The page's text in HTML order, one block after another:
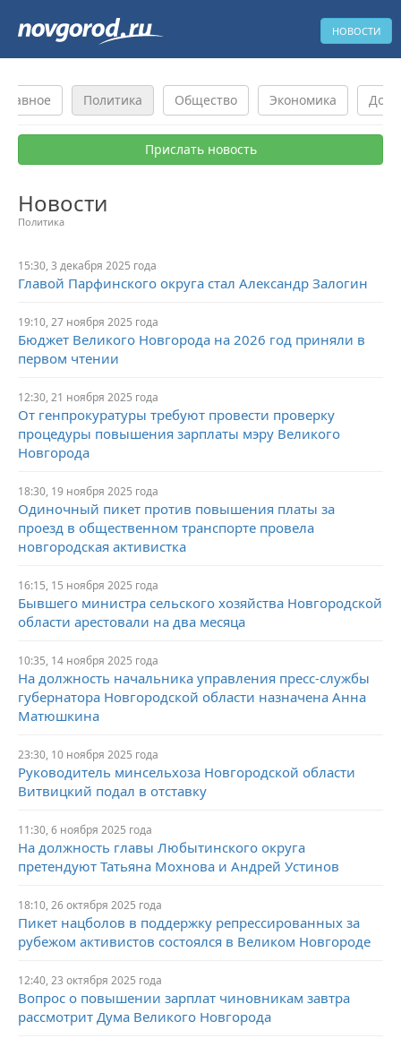
НОВОСТИ
Главное Политика Общество Экономика
Прислать новость
Новости
Политика
15:30, 3 декабря 2025 года
Главой Парфинского округа стал Александр Залогин
19:10, 27 ноября 2025 года
Бюджет Великого Новгорода на 2026 год приняли в
первом чтении
12:30, 21 ноября 2025 года
От генпрокуратуры требуют провести проверку
процедуры повышения зарплаты мэру Великого
Новгорода
18:30, 19 ноября 2025 года
Одиночный пикет против повышения платы за
проезд в общественном транспорте провела
новгородская активистка
16:15, 15 ноября 2025 года
Бывшего министра сельского хозяйства Новгородской
области арестовали на два месяца
10:35, 14 ноября 2025 года
На должность начальника управления пресс-службы
губернатора Новгородской области назначена Анна
Матюшкина
23:30, 10 ноября 2025 года
Руководитель минсельхоза Новгородской области
Витвицкий подал в отставку
11:30, 6 ноября 2025 года
На должность главы Любытинского округа
претендуют Татьяна Мохнова и Андрей Устинов
18:10, 26 октября 2025 года
Пикет нацболов в поддержку репрессированных за
рубежом активистов состоялся в Великом Новгороде
12:40, 23 октября 2025 года
Вопрос о повышении зарплат чиновникам завтра
рассмотрит Дума Великого Новгорода